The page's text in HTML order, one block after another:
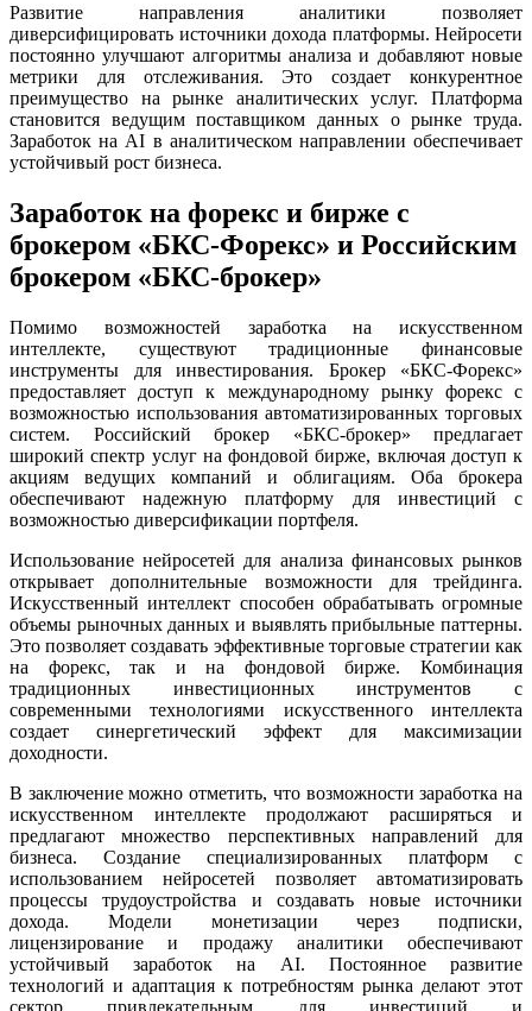
Развитие направления аналитики позволяет
диверсифицировать источники дохода платформы. Нейросети
постоянно улучшают алгоритмы анализа и добавляют новые
метрики для отслеживания. Это создает конкурентное
преимущество на рынке аналитических услуг. Платформа
становится ведущим поставщиком данных о рынке труда.
Заработок на AI в аналитическом направлении обеспечивает
устойчивый рост бизнеса.
Заработок на форекс и бирже с
брокером «БКС-Форекс» и Российским
брокером «БКС-брокер»
Помимо возможностей заработка на искусственном
интеллекте, существуют традиционные финансовые
инструменты для инвестирования. Брокер «БКС-Форекс»
предоставляет доступ к международному рынку форекс с
возможностью использования автоматизированных торговых
систем. Российский брокер «БКС-брокер» предлагает
широкий спектр услуг на фондовой бирже, включая доступ к
акциям ведущих компаний и облигациям. Оба брокера
обеспечивают надежную платформу для инвестиций с
возможностью диверсификации портфеля.
Использование нейросетей для анализа финансовых рынков
открывает дополнительные возможности для трейдинга.
Искусственный интеллект способен обрабатывать огромные
объемы рыночных данных и выявлять прибыльные паттерны.
Это позволяет создавать эффективные торговые стратегии как
на форекс, так и на фондовой бирже. Комбинация
традиционных инвестиционных инструментов с
современными технологиями искусственного интеллекта
создает синергетический эффект для максимизации
доходности.
В заключение можно отметить, что возможности заработка на
искусственном интеллекте продолжают расширяться и
предлагают множество перспективных направлений для
бизнеса. Создание специализированных платформ с
использованием нейросетей позволяет автоматизировать
процессы трудоустройства и создавать новые источники
дохода. Модели монетизации через подписки,
лицензирование и продажу аналитики обеспечивают
устойчивый заработок на AI. Постоянное развитие
технологий и адаптация к потребностям рынка делают этот
сектор привлекательным для инвестиций и